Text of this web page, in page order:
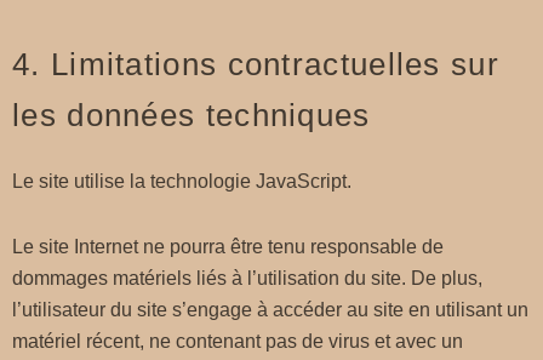
4. Limitations contractuelles sur
les données techniques
Le site utilise la technologie JavaScript.
Le site Internet ne pourra être tenu responsable de
dommages matériels liés à l’utilisation du site. De plus,
l’utilisateur du site s’engage à accéder au site en utilisant un
matériel récent, ne contenant pas de virus et avec un